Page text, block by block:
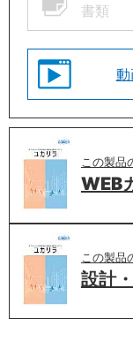
書類
この製品
WEB
この製品
設計